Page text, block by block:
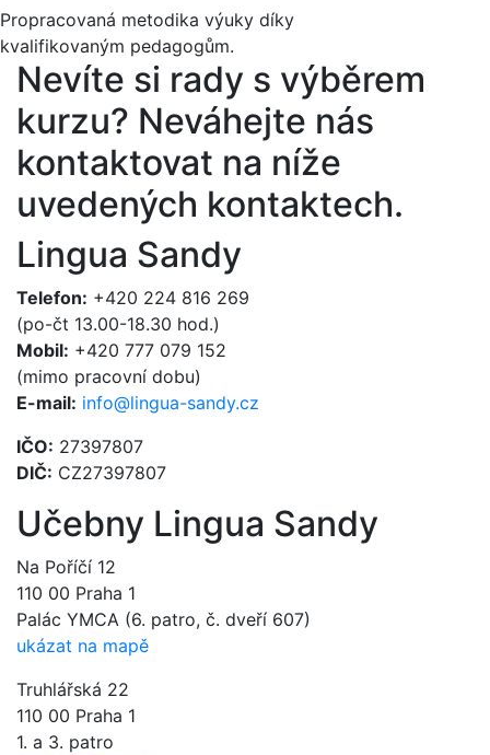
Propracovaná metodika výuky díky
kvalifikovaným pedagogům.
Nevíte si rady s výběrem
kurzu? Neváhejte nás
kontaktovat na níže
uvedených kontaktech.
Lingua Sandy
Telefon: +420 224 816 269
(po-čt 13.00-18.30 hod.)
Mobil: +420 777 079 152
(mimo pracovní dobu)
E-mail: info@lingua-sandy.cz
IČO: 27397807
DIČ: CZ27397807
Učebny Lingua Sandy
Na Poříčí 12
110 00 Praha 1
Palác YMCA (6. patro, č. dveří 607)
ukázat na mapě
Truhlářská 22
110 00 Praha 1
1. a 3. patro